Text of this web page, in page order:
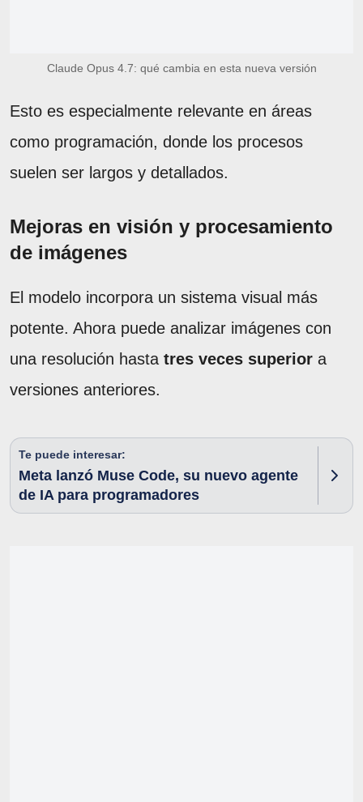
Claude Opus 4.7: qué cambia en esta nueva versión
Esto es especialmente relevante en áreas
como programación, donde los procesos
suelen ser largos y detallados.
Mejoras en visión y procesamiento
de imágenes
El modelo incorpora un sistema visual más
potente. Ahora puede analizar imágenes con
una resolución hasta tres veces superior a
versiones anteriores.
Te puede interesar:
Meta lanzó Muse Code, su nuevo agente
de IA para programadores